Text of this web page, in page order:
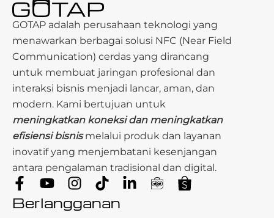
GOTAP adalah perusahaan teknologi yang
menawarkan berbagai solusi NFC (Near Field
Communication) cerdas yang dirancang
untuk membuat jaringan profesional dan
interaksi bisnis menjadi lancar, aman, dan
modern. Kami bertujuan untuk
meningkatkan koneksi dan meningkatkan
efisiensi bisnismelalui produk dan layanan
inovatif yang menjembatani kesenjangan
antara pengalaman tradisional dan digital.
Berlangganan